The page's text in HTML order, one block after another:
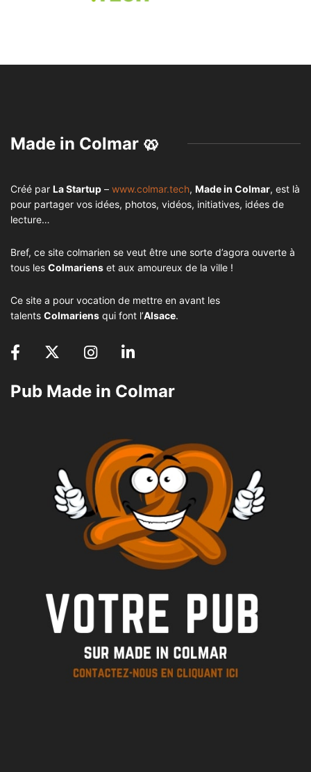
Made in Colmar 🥨
Créé par La Startup – www.colmar.tech, Made in Colmar, est là
pour partager vos idées, photos, vidéos, initiatives, idées de
lecture…
Bref, ce site colmarien se veut être une sorte d’agora ouverte à
tous les Colmariens et aux amoureux de la ville !
Ce site a pour vocation de mettre en avant les
talents Colmariens qui font l’Alsace.
Pub Made in Colmar